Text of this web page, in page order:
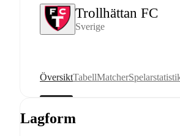
Trollhättan FC
Sverige
ÖversiktTabellMatcher
Lagform